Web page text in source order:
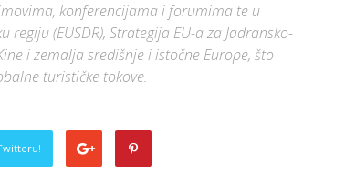
konferencijama i forumima te u
(EUSDR), Strategija EU-a za Jadransko-
i zemalja središnje i istočne Europe, što
turističke tokove.